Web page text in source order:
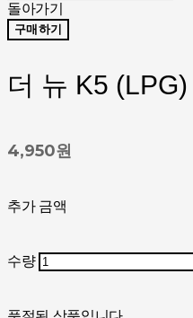
돌아가기
구매하기
더 뉴 K5
4,950원
추가 금액
수량